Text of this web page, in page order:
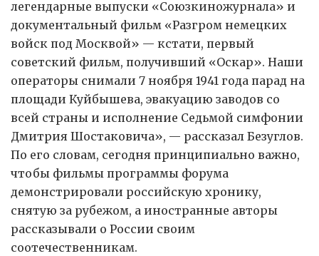
легендарные выпуски «Союзкиножурнала» и
документальный фильм «Разгром немецких
войск под Москвой» — кстати, первый
советский фильм, получивший «Оскар». Наши
операторы снимали 7 ноября 1941 года парад на
площади Куйбышева, эвакуацию заводов со
всей страны и исполнение Седьмой симфонии
Дмитрия Шостаковича», — рассказал Безуглов.
По его словам, сегодня принципиально важно,
чтобы фильмы программы форума
демонстрировали российскую хронику,
снятую за рубежом, а иностранные авторы
рассказывали о России своим
соотечественникам.